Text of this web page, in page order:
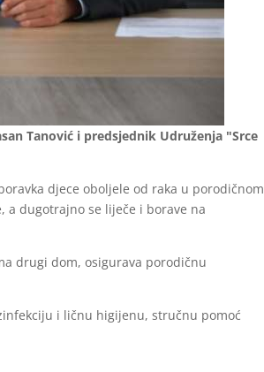
Tanović i predsjednik Udruženja "Srce
djece oboljele od raka u porodičnom
a dugotrajno se liječe i borave na
drugi dom, osigurava porodičnu
i ličnu higijenu, stručnu pomoć